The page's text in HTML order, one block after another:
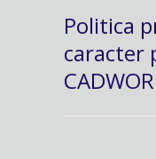
Politica
caracter